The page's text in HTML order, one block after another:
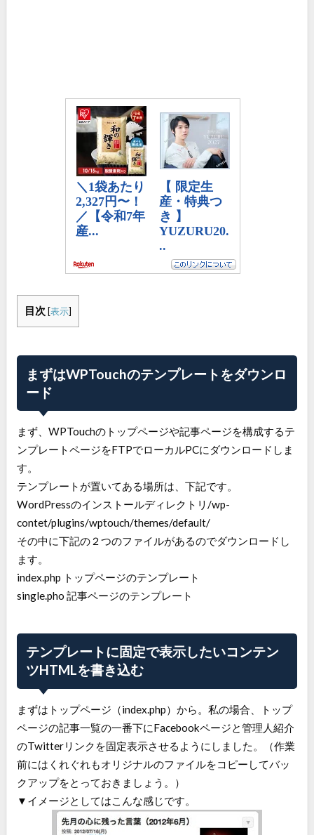
目次 [表示]
まずはWPTouchのテンプレートをダウンロ
ード
まず、WPTouchのトップページや記事ページを構成するテ
ンプレートページをFTPでローカルPCにダウンロードしま
す。
テンプレートが置いてある場所は、下記です。
WordPressのインストールディレクトリ/wp-
contet/plugins/wptouch/themes/default/
その中に下記の２つのファイルがあるのでダウンロードし
ます。
index.php トップページのテンプレート
single.pho 記事ページのテンプレート
テンプレートに固定で表示したいコンテン
ツHTMLを書き込む
まずはトップページ（index.php）から。私の場合、トップ
ページの記事一覧の一番下にFacebookページと管理人紹介
のTwitterリンクを固定表示させるようにしました。（作業
前にはくれぐれもオリジナルのファイルをコピーしてバッ
クアップをとっておきましょう。）
▼イメージとしてはこんな感じです。